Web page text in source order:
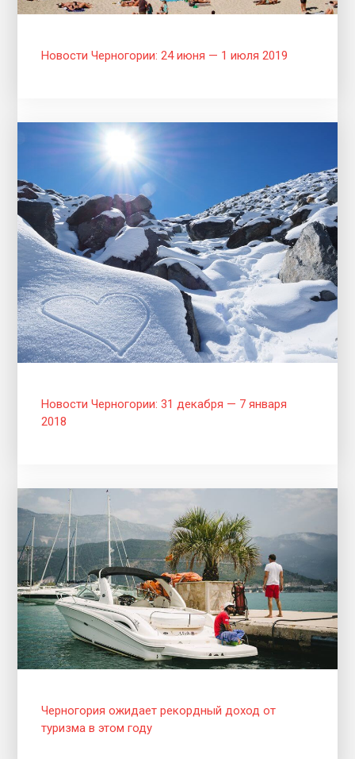
Новости Черногории: 24 июня — 1 июля 2019
Новости Черногории: 31 декабря — 7 января
2018
Черногория ожидает рекордный доход от
туризма в этом году